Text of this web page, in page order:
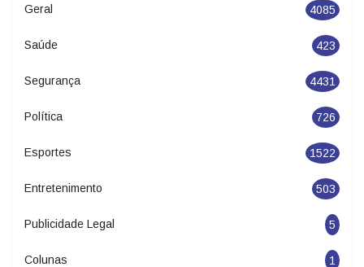
Geral 4085
Saúde 423
Segurança 4431
Política 726
Esportes 1522
Entretenimento 503
Publicidade Legal 5
Colunas 1